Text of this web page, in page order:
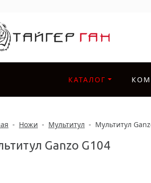
КАТАЛОГ
- Ножи - Мультитул - Мультитул
Ganzo G104